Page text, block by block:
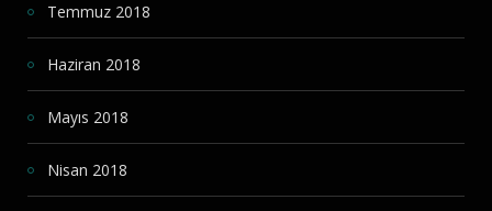
Temmuz 2018
Haziran 2018
Mayıs 2018
Nisan 2018